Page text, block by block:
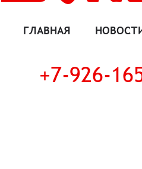
ГЛАВНАЯ
+7-926-